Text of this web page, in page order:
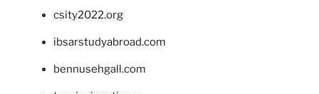
csity2022.org
ibsarstudyabroad.com
bennusehgall.com